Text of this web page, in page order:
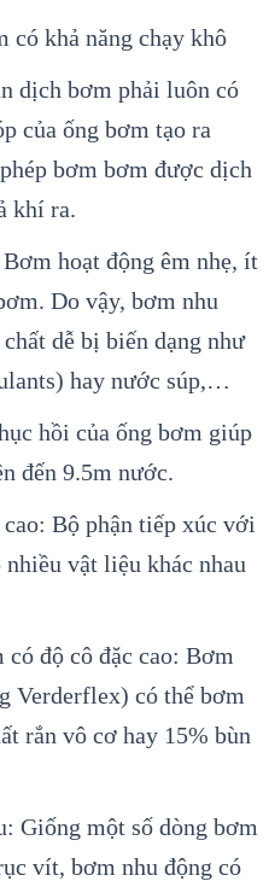
khả năng chạy khô
dịch bơm phải luôn có
của ống bơm tạo ra
bơm bơm được dịch
khí ra.
hoạt động êm nhẹ, ít
Do vậy, bơm nhu
dễ bị biến dạng như
hay nước súp,…
hồi của ống bơm giúp
đến 9.5m nước.
Bộ phận tiếp xúc với
vật liệu khác nhau
độ cô đặc cao: Bơm
Verderflex) có thể bơm
rắn vô cơ hay 15% bùn
Giống một số dòng bơm
vít, bơm nhu động có